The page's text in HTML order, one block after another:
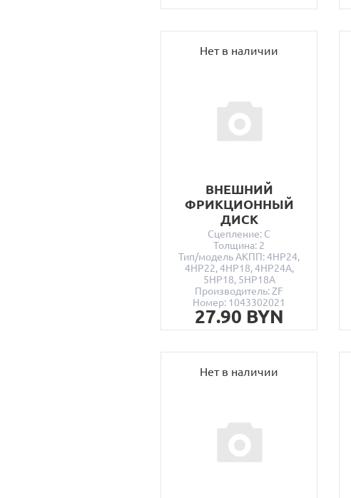
Нет в наличии
ВНЕШНИЙ
ФРИКЦИОННЫЙ
ДИСК
Сцепление: C
Толщина: 2
Тип/модель АКПП: 4HP24,
4HP22, 4HP18, 4HP24A,
5HP18, 5HP18A
Производитель: ZF
Номер: 1043302021
27.90 BYN
Нет в наличии